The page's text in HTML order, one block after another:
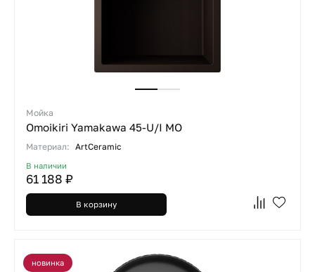
Мойка
Omoikiri Yamakawa 45-U/I MO
Материал: ArtCeramic
В наличии
61 188 ₽
В корзину
новинка